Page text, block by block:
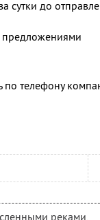
сутки до
предложениями
телефону
реками,